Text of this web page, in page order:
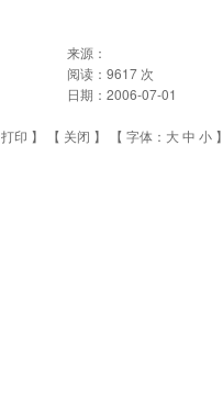
来源：
阅读： 9617 次
日期： 2006-07-01
打印 】 【 关闭 】 【 字体： 大中 小 】